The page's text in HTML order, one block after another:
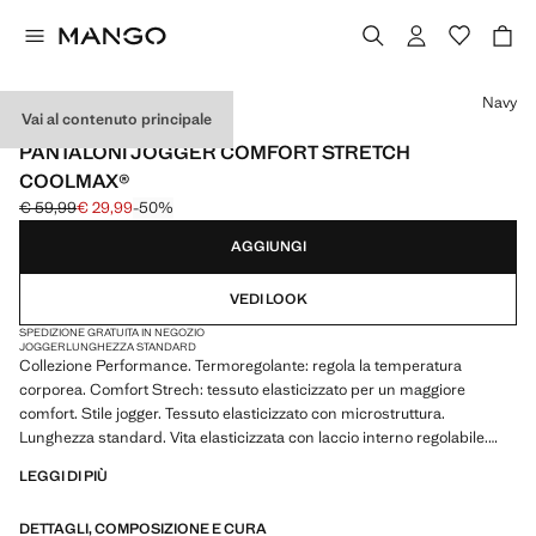
Vai al contenuto principale
PERFORMANCE
PANTALONI JOGGER COMFORT STRETCH
COOLMAX®
Prezzo iniziale depennato [€ 59,99 ]
€ 59,99
Prezzo attuale [€ 29,99 ]
€ 29,99-50%
Seleziona un colore
Navy
AGGIUNGI
VEDI LOOK
SPEDIZIONE GRATUITA IN NEGOZIO
JOGGERLUNGHEZZA STANDARD
Collezione Performance. Termoregolante: regola la temperatura
corporea. Comfort Strech: tessuto elasticizzato per un maggiore
comfort. Stile jogger. Tessuto elasticizzato con microstruttura.
Lunghezza standard. Vita elasticizzata con laccio interno regolabile.
zip. Orli a coste. Prodotto in saldo
LEGGI DI PIÙ
DETTAGLI, COMPOSIZIONE E CURA